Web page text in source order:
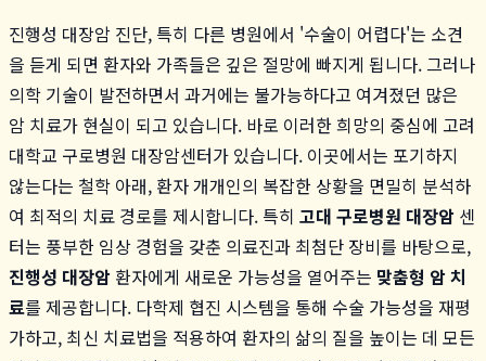
진행성 대장암 진단, 특히 다른 병원에서 '수술이 어렵다'는 소견
을 듣게 되면 환자와 가족들은 깊은 절망에 빠지게 됩니다. 그러나
의학 기술이 발전하면서 과거에는 불가능하다고 여겨졌던 많은
암 치료가 현실이 되고 있습니다. 바로 이러한 희망의 중심에 고려
대학교 구로병원 대장암센터가 있습니다. 이곳에서는 포기하지
않는다는 철학 아래, 환자 개개인의 복잡한 상황을 면밀히 분석하
여 최적의 치료 경로를 제시합니다. 특히 고대 구로병원 대장암 센
터는 풍부한 임상 경험을 갖춘 의료진과 최첨단 장비를 바탕으로,
진행성 대장암 환자에게 새로운 가능성을 열어주는 맞춤형 암 치
료를 제공합니다. 다학제 협진 시스템을 통해 수술 가능성을 재평
가하고, 최신 치료법을 적용하여 환자의 삶의 질을 높이는 데 모든